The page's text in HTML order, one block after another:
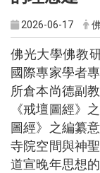
2026-06-17
佛光大學佛教
國際專家學者
所倉本尚德副
《戒壇圖經》
圖經》之編纂
寺院空間與神
道宣晚年思想